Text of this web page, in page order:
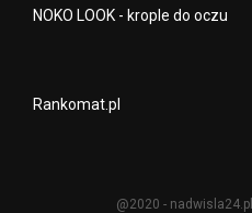
NOKO LOOK - krople do oczu
Rankomat.pl
@2020 -